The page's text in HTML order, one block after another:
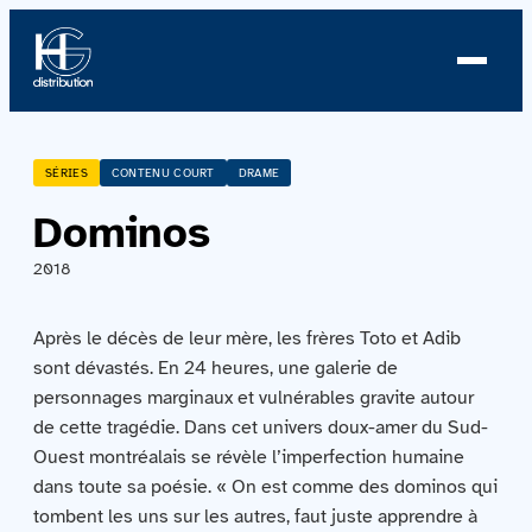
À propos
Profil
Équipe
Équipe
Catalogue
SÉRIES CONTENU COURT DRAME
Dominos
2018
Après le décès de leur mère, les frères Toto et Adib
sont dévastés. En 24 heures, une galerie de
personnages marginaux et vulnérables gravite autour
de cette tragédie. Dans cet univers doux-amer du Sud-
Ouest montréalais se révèle l’imperfection humaine
dans toute sa poésie. « On est comme des dominos qui
tombent les uns sur les autres, faut juste apprendre à